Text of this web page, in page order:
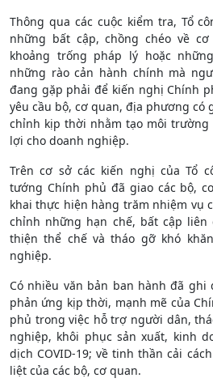
Thông qua các cuộc kiểm tra, Tổ
những bất cập, chồng chéo về
khoảng trống pháp lý hoặc
những rào cản hành chính mà
đang gặp phải để kiến nghị Chính
yêu cầu bộ, cơ quan, địa phương có
chỉnh kịp thời nhằm tạo môi
lợi cho doanh nghiệp.
Trên cơ sở các kiến nghị của Tổ
tướng Chính phủ đã giao các bộ,
khai thực hiện hàng trăm nhiệm vụ
chỉnh những hạn chế, bất cập liên
thiện thể chế và tháo gỡ khó
nghiệp.
Có nhiều văn bản ban hành đã ghi
phản ứng kịp thời, mạnh mẽ của
phủ trong việc hỗ trợ người dân,
nghiệp, khôi phục sản xuất, kinh
dịch COVID-19; về tinh thần cải
liệt của các bộ, cơ quan.